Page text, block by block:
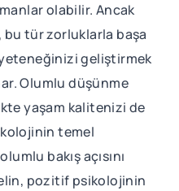
olabilir. Ancak
bu tür zorluklarla başa
geliştirmek
Olumlu düşünme
yaşam kalitenizi de
temel
bakış açısını
pozitif psikolojinin